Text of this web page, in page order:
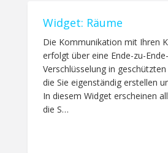
Widget: Räume
Die Kommunikation mit Ihren
erfolgt über eine Ende-zu-Ende-
Verschlüsselung in
die Sie eigenständig erstellen
In diesem Widget erscheinen
die S…